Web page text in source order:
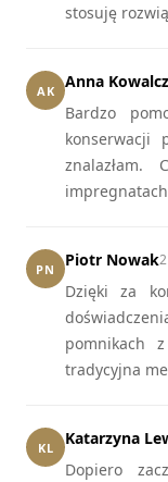
stosuję
AK Anna
Bardzo
PN Piotr Nowak
Dzięki za
pomnikach
tradycyjna
KL Katarzyna
Dopiero